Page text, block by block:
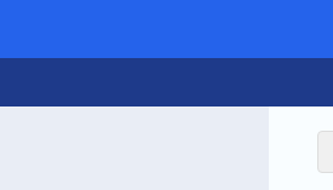
conteúdo